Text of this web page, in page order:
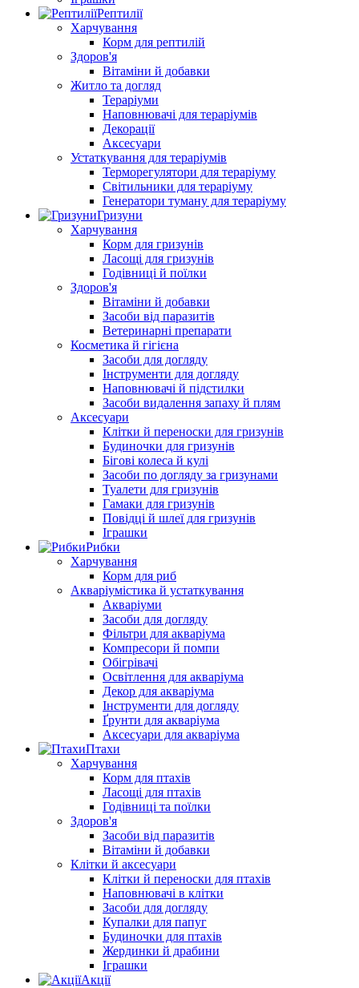
Рептилії
Харчування
Корм для рептилій
Здоров'я
Вітаміни й добавки
Житло та догляд
Тераріуми
Наповнювачі для тераріумів
Декорації
Аксесуари
Устаткування для тераріумів
Терморегулятори для тераріуму
Світильники для тераріуму
Генератори туману для тераріуму
Гризуни
Харчування
Корм для гризунів
Ласощі для гризунів
Годівниці й поїлки
Здоров'я
Вітаміни й добавки
Засоби від паразитів
Ветеринарні препарати
Косметика й гігієна
Засоби для догляду
Інструменти для догляду
Наповнювачі й підстилки
Засоби видалення запаху й плям
Аксесуари
Клітки й переноски для гризунів
Будиночки для гризунів
Бігові колеса й кулі
Засоби по догляду за гризунами
Туалети для гризунів
Гамаки для гризунів
Повідці й шлеї для гризунів
Іграшки
Рибки
Харчування
Корм для риб
Акваріумістика й устаткування
Акваріуми
Засоби для догляду
Фільтри для акваріума
Компресори й помпи
Обігрівачі
Освітлення для акваріума
Декор для акваріума
Інструменти для догляду
Ґрунти для акваріума
Аксесуари для акваріума
Птахи
Харчування
Корм для птахів
Ласощі для птахів
Годівниці та поїлки
Здоров'я
Засоби від паразитів
Вітаміни й добавки
Клітки й аксесуари
Клітки й переноски для птахів
Наповнювачі в клітки
Засоби для догляду
Купалки для папуг
Будиночки для птахів
Жердинки й драбини
Іграшки
Акції